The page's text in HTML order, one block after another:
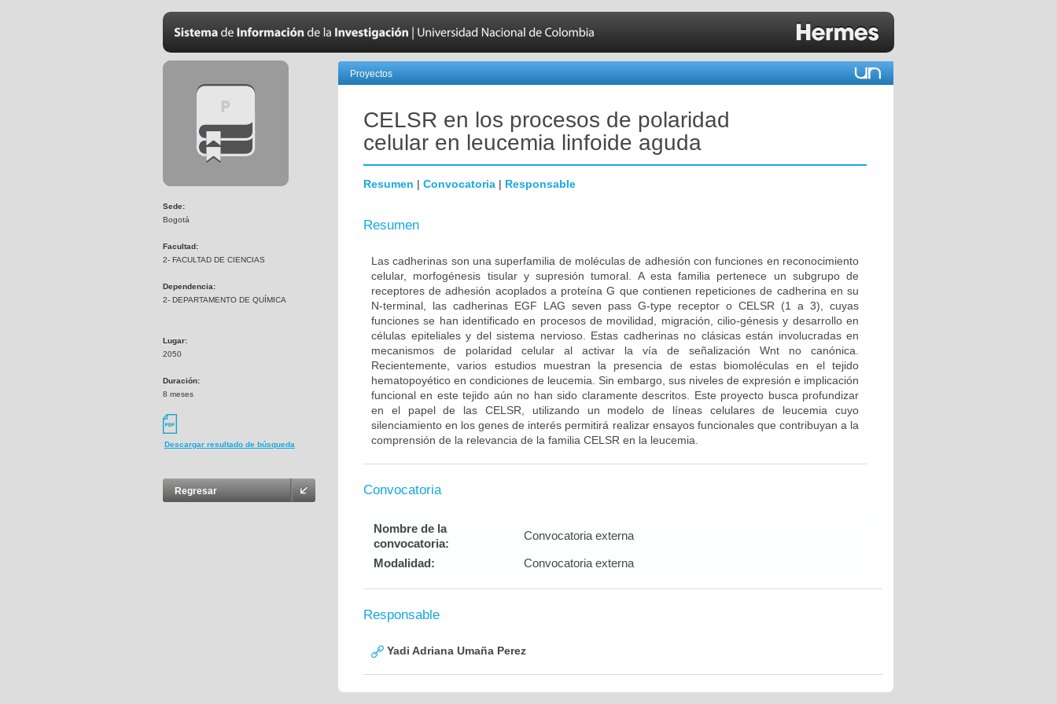
Sede:
Bogotá
Facultad:
2- FACULTAD DE CIENCIAS
Dependencia:
2- DEPARTAMENTO DE QUÍMICA
Lugar:
2050
Duración:
8 meses
Descargar resultado de búsqueda
Regresar
Proyectos
CELSR en los procesos de polaridad
celular en leucemia linfoide aguda
Resumen | Convocatoria | Responsable
Resumen
Las cadherinas son una superfamilia de moléculas de adhesión con funciones en reconocimiento
celular, morfogénesis tisular y supresión tumoral. A esta familia pertenece un subgrupo de
receptores de adhesión acoplados a proteína G que contienen repeticiones de cadherina en su
N-terminal, las cadherinas EGF LAG seven pass G-type receptor o CELSR (1 a 3), cuyas
funciones se han identificado en procesos de movilidad, migración, cilio-génesis y desarrollo en
células epiteliales y del sistema nervioso. Estas cadherinas no clásicas están involucradas en
mecanismos de polaridad celular al activar la vía de señalización Wnt no canónica.
Recientemente, varios estudios muestran la presencia de estas biomoléculas en el tejido
hematopoyético en condiciones de leucemia. Sin embargo, sus niveles de expresión e implicación
funcional en este tejido aún no han sido claramente descritos. Este proyecto busca profundizar
en el papel de las CELSR, utilizando un modelo de líneas celulares de leucemia cuyo
silenciamiento en los genes de interés permitirá realizar ensayos funcionales que contribuyan a la
comprensión de la relevancia de la familia CELSR en la leucemia.
Convocatoria
Nombre de la
convocatoria:
Convocatoria externa
Modalidad: Convocatoria externa
Responsable
Yadi Adriana Umaña Perez